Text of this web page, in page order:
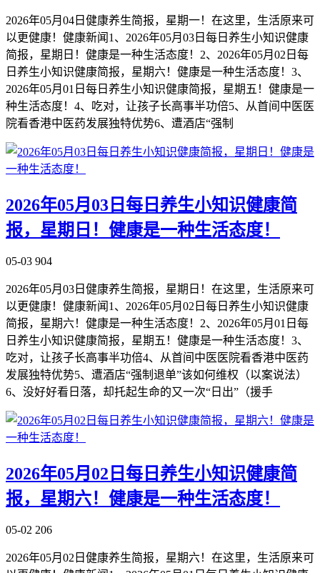
2026年05月04日健康养生简报，星期一！在这里，生活原来可
以更健康！健康新闻1、2026年05月03日每日养生小知识健康
简报，星期日！健康是一种生活态度！2、2026年05月02日每
日养生小知识健康简报，星期六！健康是一种生活态度！3、
2026年05月01日每日养生小知识健康简报，星期五！健康是一
种生活态度！4、吃对，让孩子长高事半功倍5、从首间中医医
院看香港中医药发展独特优势6、遭酒店“强制
2026年05月03日每日养生小知识健康简
报，星期日！健康是一种生活态度！
05-03 904
2026年05月03日健康养生简报，星期日！在这里，生活原来可
以更健康！健康新闻1、2026年05月02日每日养生小知识健康
简报，星期六！健康是一种生活态度！2、2026年05月01日每
日养生小知识健康简报，星期五！健康是一种生活态度！3、
吃对，让孩子长高事半功倍4、从首间中医医院看香港中医药
发展独特优势5、遭酒店“强制退单”该如何维权（以案说法）
6、没好好看日落，却托起生命的又一次“日出”（援手
2026年05月02日每日养生小知识健康简
报，星期六！健康是一种生活态度！
05-02 206
2026年05月02日健康养生简报，星期六！在这里，生活原来可